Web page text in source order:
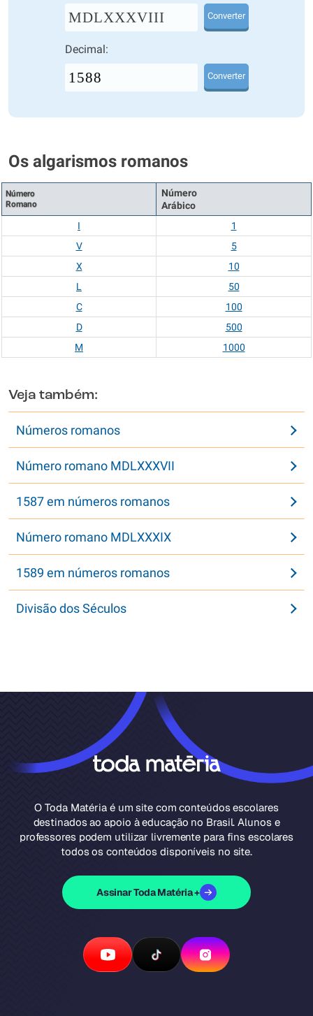
MDLXXXVIII Converter
Decimal:
Converter
Os algarismos romanos
Número
Romano
Número
Arábico
I
1
V
5
X
10
L
50
C
100
D
500
M
1000
Veja também:
Números romanos
Número romano MDLXXXVII
1587 em números romanos
Número romano MDLXXXIX
1589 em números romanos
Divisão dos Séculos
O Toda Matéria é um site com conteúdos escolares
destinados ao apoio à educação no Brasil. Alunos e
professores podem utilizar livremente para fins escolares
todos os conteúdos disponíveis no site.
Assinar Toda Matéria +